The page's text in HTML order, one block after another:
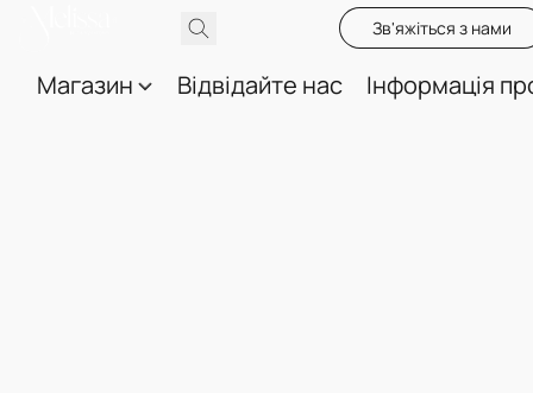
Зв'яжіться з нами
Магазин Відвідайте нас Інформація